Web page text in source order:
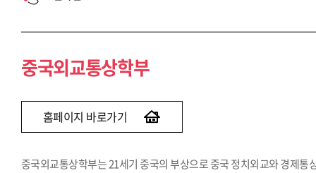
중국외교통상학부
홈페이지 바로가기
중국외교통상학부는 21세기 중국의 부상으로 중국 정치외교와 경제통